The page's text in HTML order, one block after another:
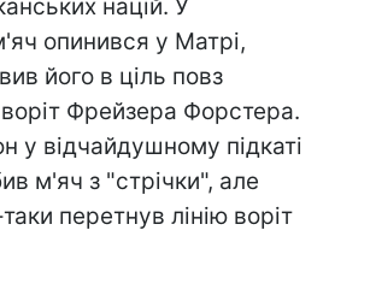
націй. У
опинився у Матрі,
його в ціль повз
воріт Фрейзера Форстера.
у відчайдушному підкаті
м'яч з "стрічки", але
перетнув лінію воріт